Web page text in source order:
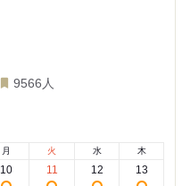
9566 人
月
10
火
11
水
12
木
13